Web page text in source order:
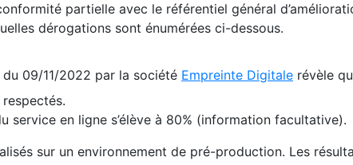
partielle avec le référentiel général
dérogations sont énumérées ci-dessous.
09/11/2022 par la société Empreinte Digitale révèle
service en ligne s’élève à 80% (information facultative).
sur un environnement de pré-production. Les